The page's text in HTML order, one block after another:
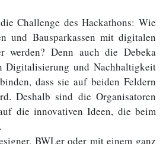
Challenge des Hackathons: Wie
und Bausparkassen mit digitalen
werden? Denn auch die Debeka
Digitalisierung und Nachhaltigkeit
dass sie auf beiden Feldern
Deshalb sind die Organisatoren
die innovativen Ideen, die beim
BWLer oder mit einem ganz